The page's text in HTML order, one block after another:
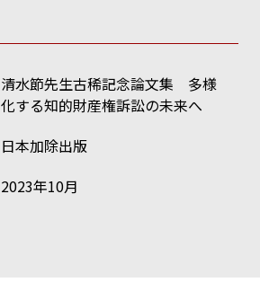
清水節先生古稀記念論文集 多様
化する知的財産権訴訟の未来へ
日本加除出版
2023年10月